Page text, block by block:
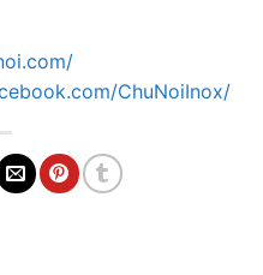
ChuNoiInox/